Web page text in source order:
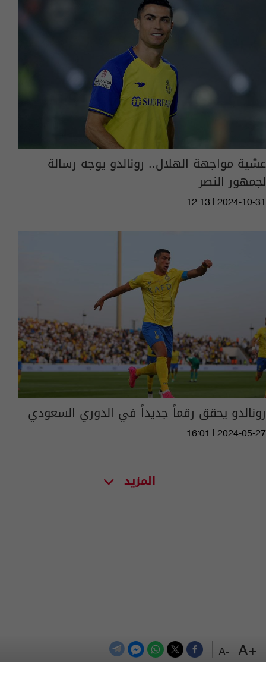
+A
-A
عشية مواجهة الهلال.. رونالدو يوجه رسالة
لجمهور النصر
12:13 | 2024-10-31
رونالدو يحقق رقماً جديداً في الدوري السعودي
16:01 | 2024-05-27
المزيد